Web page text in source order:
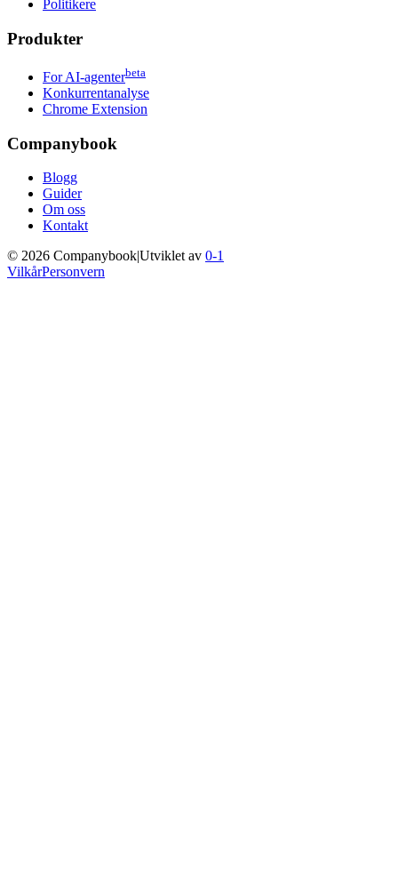
Politikere
Produkter
For AI-agenterbeta
Konkurrentanalyse
Chrome Extension
Companybook
Blogg
Guider
Om oss
Kontakt
© 2026 CompanybookUtviklet av 0-1
VilkårPersonvern